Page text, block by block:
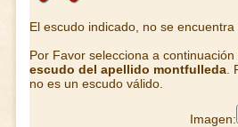
El escudo indicado, no se
Por Favor selecciona a
escudo del apellido montfulleda
no es un escudo válido.
Imagen: